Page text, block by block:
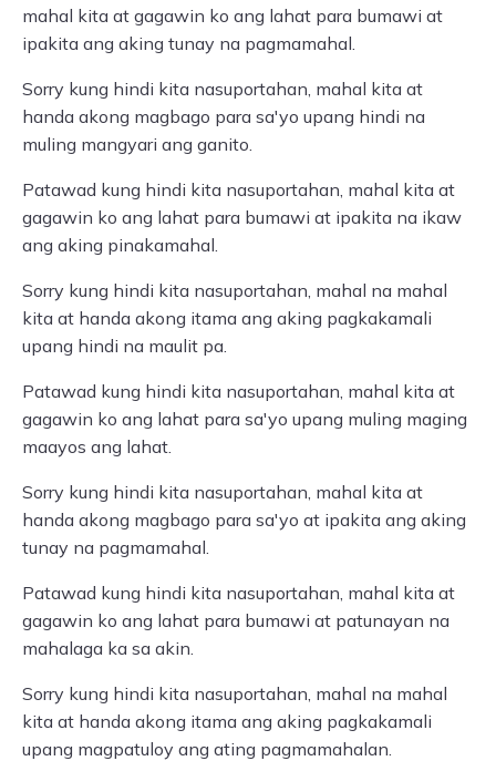
mahal kita at gagawin ko ang lahat para bumawi at
ipakita ang aking tunay na pagmamahal.
Sorry kung hindi kita nasuportahan, mahal kita at
handa akong magbago para sa'yo upang hindi na
muling mangyari ang ganito.
Patawad kung hindi kita nasuportahan, mahal kita at
gagawin ko ang lahat para bumawi at ipakita na ikaw
ang aking pinakamahal.
Sorry kung hindi kita nasuportahan, mahal na mahal
kita at handa akong itama ang aking pagkakamali
upang hindi na maulit pa.
Patawad kung hindi kita nasuportahan, mahal kita at
gagawin ko ang lahat para sa'yo upang muling maging
maayos ang lahat.
Sorry kung hindi kita nasuportahan, mahal kita at
handa akong magbago para sa'yo at ipakita ang aking
tunay na pagmamahal.
Patawad kung hindi kita nasuportahan, mahal kita at
gagawin ko ang lahat para bumawi at patunayan na
mahalaga ka sa akin.
Sorry kung hindi kita nasuportahan, mahal na mahal
kita at handa akong itama ang aking pagkakamali
upang magpatuloy ang ating pagmamahalan.